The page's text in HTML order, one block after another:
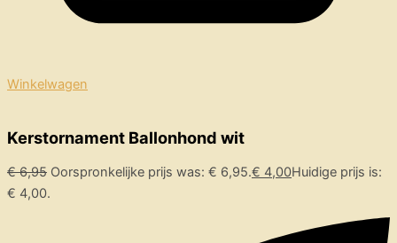
Winkelwagen
Kerstornament Ballonhond wit
€6,95 Oorspronkelijke prijs was: € 6,95.€ 4,00Huidige prijs is:
€ 4,00.